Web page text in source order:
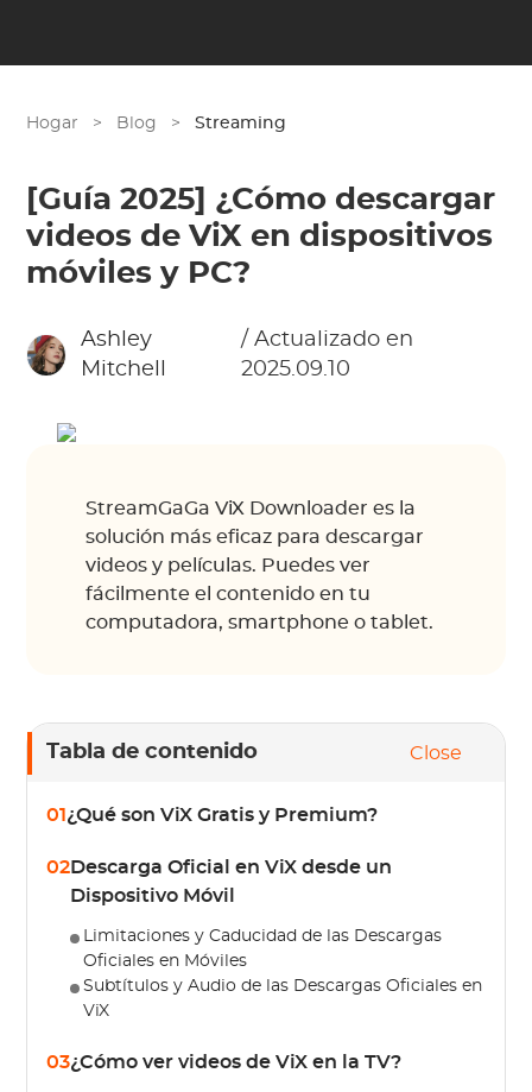
Hogar > Blog > Streaming
[Guía 2025] ¿Cómo descargar
videos de ViX en dispositivos
móviles y PC?
Ashley
Mitchell
/ Actualizado en
2025.09.10
StreamGaGa ViX Downloader es la
solución más eficaz para descargar
videos y películas. Puedes ver
fácilmente el contenido en tu
computadora, smartphone o tablet.
Tabla de contenido Close
01 ¿Qué son ViX Gratis y Premium?
02Descarga Oficial en ViX desde un
Dispositivo Móvil
Limitaciones y Caducidad de las Descargas
Oficiales en Móviles
Subtítulos y Audio de las Descargas Oficiales en
ViX
03¿Cómo ver videos de ViX en la TV?